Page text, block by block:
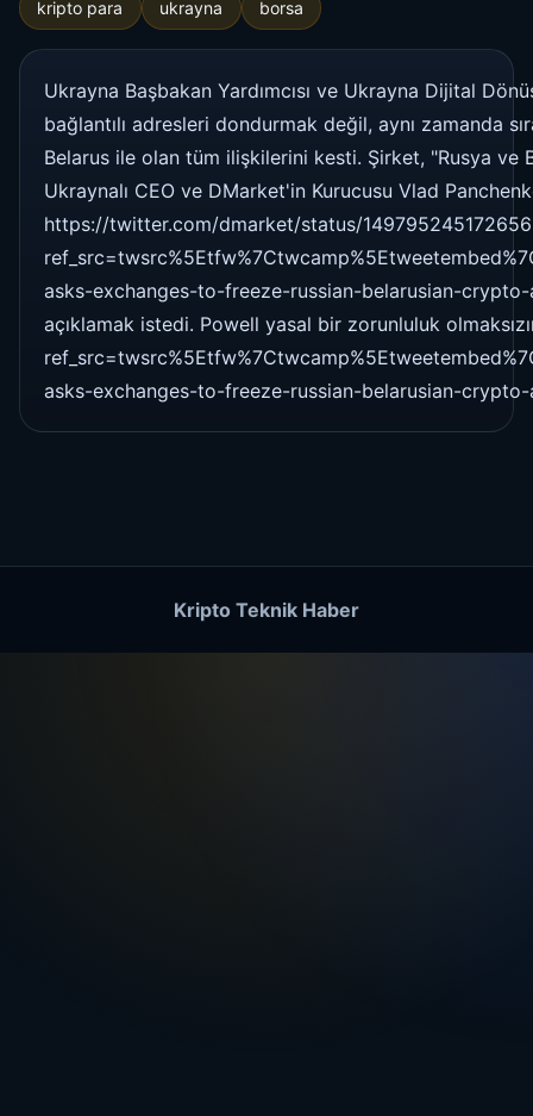
kripto para ukrayna borsa
Ukrayna Başbakan Yardımcısı ve Ukrayna Dijital
bağlantılı adresleri dondurmak değil, aynı zamanda
Belarus ile olan tüm ilişkilerini kesti. Şirket, "Rusya ve
Ukraynalı CEO ve DMarket'in Kurucusu Vlad
https://twitter.com/dmarket/status/
asks-exchanges-to-freeze-russian-belarusian-crypto-
açıklamak istedi. Powell yasal bir zorunluluk
asks-exchanges-to-freeze-russian-belarusian-crypto-
Kripto Teknik Haber